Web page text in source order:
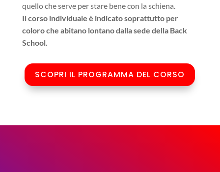
quello che serve per stare bene con la schiena.
Il corso individuale è indicato soprattutto per
coloro che abitano lontano dalla sede della Back
School.
SCOPRI IL PROGRAMMA DEL CORSO